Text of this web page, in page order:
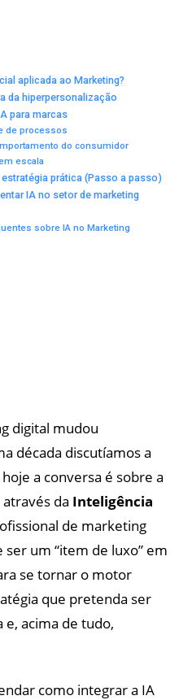
aplicada ao Marketing?
da hiperpersonalização
para marcas
de processos
do consumidor
escala
prática (Passo a passo)
IA no setor de marketing
sobre IA no Marketing
digital mudou
década discutíamos a
a conversa é sobre a
da Inteligência
de marketing
um “item de luxo” em
se tornar o motor
que pretenda ser
acima de tudo,
como integrar a IA